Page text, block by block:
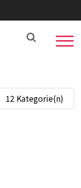
12 Kategorie(n)